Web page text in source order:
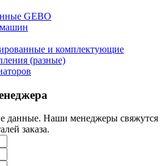
GEBO
и комплектующие
(разные)
данные. Наши менеджеры свяжутся
заказа.